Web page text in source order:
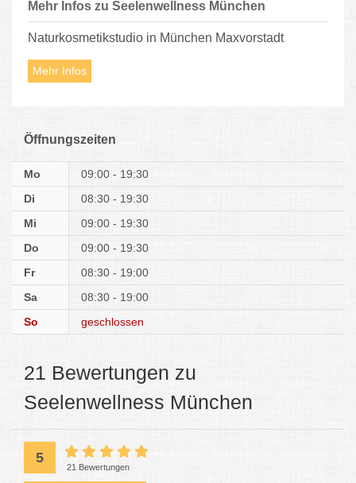
Mehr Infos zu Seelenwellness München
Naturkosmetikstudio in München Maxvorstadt
Mehr Infos
Öffnungszeiten
Mo
09:00 - 19:30
Di
08:30 - 19:30
Mi
09:00 - 19:30
Do
09:00 - 19:30
Fr
08:30 - 19:00
Sa
08:30 - 19:00
So
geschlossen
21 Bewertungen zu
Seelenwellness München
5
21 Bewertungen